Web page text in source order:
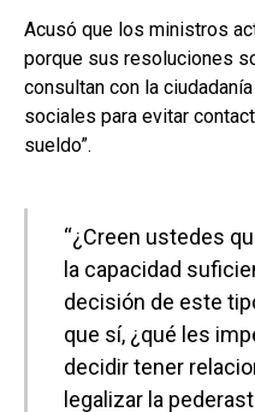
Acusó que los ministros
porque sus resoluciones
consultan con la
sociales para evitar
sueldo”.
“¿Creen ustedes
la capacidad
decisión de este
que sí, ¿qué les
decidir tener
legalizar la